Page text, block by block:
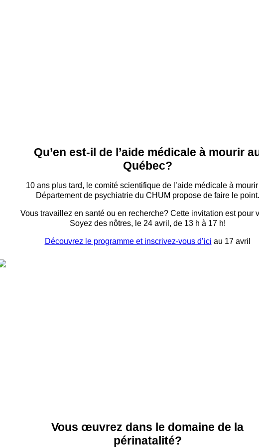
Qu’en est-il de l’aide médicale à mourir
Québec?
10 ans plus tard, le comité scientifique de l’aide médicale à
Département de psychiatrie du CHUM propose de faire le point.
Vous travaillez en santé ou en recherche? Cette invitation est pour
Soyez des nôtres, le 24 avril, de 13 h à 17 h!
Découvrez le programme et inscrivez-vous d’ici au 17 avril
Vous œuvrez dans le domaine de la
périnatalité?